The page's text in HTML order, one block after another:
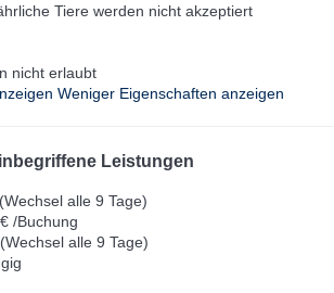
Tiere werden nicht akzeptiert
nicht erlaubt
Weniger Eigenschaften anzeigen
Leistungen
alle 9 Tage)
/Buchung
alle 9 Tage)